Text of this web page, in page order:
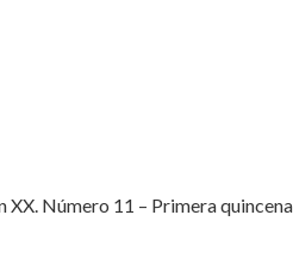
Número 11 – Primera